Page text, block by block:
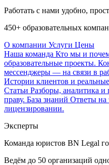
Работать с нами удобно,
450+ образовательных
О компании Услуги Цены
Наша команда Кто мы и
образовательные проекты.
мессенджеры — на связи в
Истории клиентов и
Статьи Разборы, аналитика и
праву. База знаний Ответы на
лицензировании.
Эксперты
Команда юристов BN Legal
Ведём до 50 организаций